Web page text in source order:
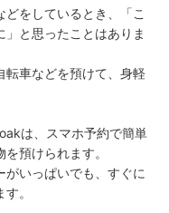
をしているとき、「こ
と思ったことはありま
転車などを預けて、身軽
は、スマホ予約で簡単
預けられます。
いっぱいでも、すぐに
。